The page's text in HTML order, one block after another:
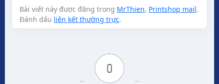
Bài viết này được đăng trong MrThien, Printshop mail.
Đánh dấu liên kết thường trực.
0